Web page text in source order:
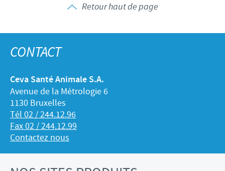
Retour haut de page
CONTACT
Ceva Santé Animale S.A.
Avenue de la Métrologie 6
1130 Bruxelles
Tél 02 / 244.12.96
Fax 02 / 244.12.99
Contactez nous